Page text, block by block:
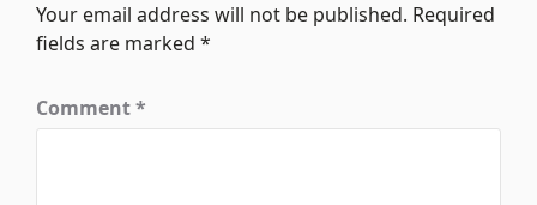
Your email address will not be published. Required
fields are marked*
Comment*